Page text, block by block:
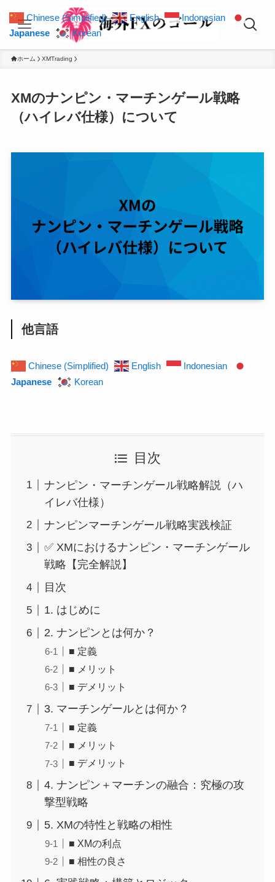
ホーム XMTrading
XMのナンピン・マーチンゲール戦略
（ハイレバ仕様）について
他言語
Chinese (Simplified) English
Indonesian
Japanese
Korean
目次
ナンピン・マーチンゲール戦略解説（ハ
イレバ仕様）
ナンピンマーチンゲール戦略実践検証
✅ XMにおけるナンピン・マーチンゲール
戦略【完全解説】
目次
1. はじめに
2. ナンピンとは何か？
■ 定義
■ メリット
■ デメリット
3. マーチンゲールとは何か？
■ 定義
■ メリット
■ デメリット
4. ナンピン＋マーチンの融合：究極の攻
撃型戦略
5. XMの特性と戦略の相性
■ XMの利点
■ 相性の良さ
Chinese (Simplified) English
Indonesian
Japanese
Korean